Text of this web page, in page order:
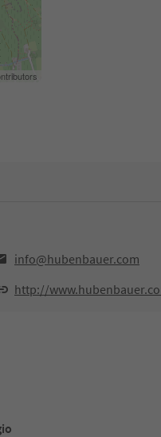
info@hubenbauer.com
http://